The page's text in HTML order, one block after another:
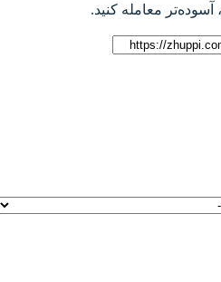
معامله کنید.